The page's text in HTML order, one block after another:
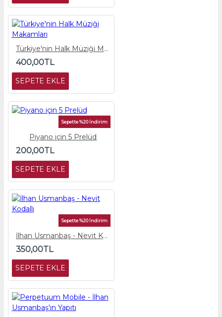
Türkiye'nin Halk Müziği Makamları
400,00TL
SEPETE EKLE
Sepette %20 İndirim
Piyano için 5 Prelüd
200,00TL
SEPETE EKLE
Sepette %20 İndirim
İlhan Usmanbaş - Nevit Kodallı
350,00TL
SEPETE EKLE